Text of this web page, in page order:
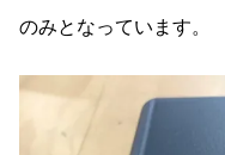
のみとなっています。